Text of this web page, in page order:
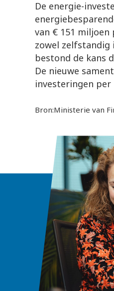
De energie-
van € 151
zowel zelfstandig
bestond de kans
De nieuwe
investeringen
Bron:Ministerie van